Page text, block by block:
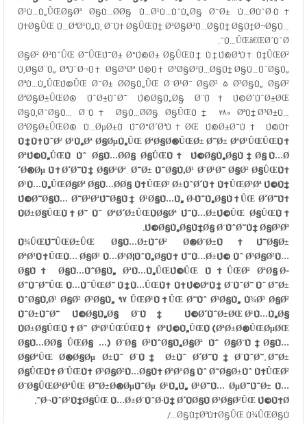
Ø¹Ù…Ù„ÛŒØ§Øª Ø§Ù…Ø­Ø§ Ù…Ø¹Ù…ÙˆÙ„Ø§ Ø¯Ø± Ù…Ø­ÙˆØ·Ù‡
Ù‡Ø§ÛŒ Ù…ØªØ¹Ù„Ù‚ Ø¨Ù‡ Ø§ÛŒÙ† Ø³Ø§Ø²Ù…Ø§Ù† Ø§Ù†Ø¬Ø§Ù…
Ù…ÛŒâ€ŒØ´ÙˆØ¯.
Ø§Ø² Ø³ÙˆÛŒ Ø¯ÛŒÚ¯Ø± Ø°Ú©Ø± Ø§ÛŒÙ† Ù†Ú©ØªÙ‡ Ù†ÛŒØ²
Ù‚Ø§Ø¨Ù„ ØªÙˆØ¬Ù‡ Ø§Ø³Øª Ú©Ù‡ Ø³Ø§Ø²Ù…Ø§Ù† Ø§Ù…ÙˆØ§Ù„
ØªÙ…Ù„ÛŒÚ©ÛŒ Ø¯Ø± Ø­Ø§Ù„ÛŒ Ø¨Ø¹Ø¯ Ø§Ø² ۵ Ø³Ø§Ù„ Ø§Ø²
ØªØ§Ø±ÛŒØ® ÙˆØ±ÙˆØ¯ Ú©Ø§Ù„Ø§ Ø¨Ù‡ Ú©Ø´ÙˆØ±ØŒ
Ø§Ù‚Ø¯Ø§Ù… Ø¨Ù‡ Ø§Ù…Ø­Ø§ Ø§ÛŒÙ† ۲۸۰ ØªÙ† Ø³Ø±Ù…
ØªØ§Ø±ÛŒØ® Ù…ØµØ±Ù Ú¯Ø°Ø´ØªÙ‡ØŒ Ú©Ø±Ø¯Ù‡ Ú©Ù‡
Ù‡Ù†ÙˆØ² Ø¹Ù„Øª Ø§ØµÙ„ÛŒ ØªØ§Ø®ÛŒØ± Ø¯Ø± ØªØ¹ÛŒÛŒÙ†
ØªÚ©Ù„ÛŒÙ Ùˆ Ø§Ù…Ø­Ø§ Ø§ÛŒÙ† Ú©Ø§Ù„Ø§Ù‡Ø§ Ù…Ø
´Ø®Øµ Ù†Ø´Ø¯Ù‡ Ø§Ø³Øª.Ø¯Ø± ÙˆØ§Ù‚Ø¹ Ø¨Ø¹Ø¯ Ø§Ø² Ø§ÛŒÙ†
Ø¹Ù…Ù„ÛŒØ§Øª Ø§Ù…Ø­Ø§ Ù†ÛŒØ² Ø±ÙˆØ´Ù† Ù†ÛŒØ³Øª Ú©Ù‡
Ú©Ø¯Ø§Ù… Ø¯Ø³ØªÚ¯Ø§Ù‡ Ø¹Ø§Ù…Ù„ Ø·ÙˆÙ„Ø§Ù†ÛŒ Ø´Ø¯Ù†
ÙØ±Ø§ÛŒÙ†Ø¯ Ùˆ ØªØ´Ø±ÛŒÙØ§Øª Ú¯Ù…Ø±Ú©ÛŒ Ø§ÛŒÙ†
Ú©Ø§Ù„Ø§Ù‡Ø§ Ø¨ÙˆØ¯Ù‡ Ø§Ø³Øª.
Ù¾ÛŒÚ¯ÛŒØ±ÛŒ Ø§Ù…Ø±ÙˆØ² Ø®Ø¨Ø±Ù†Ú¯Ø§Ø±
ØªØ³Ù†ÛŒÙ… Ø§Ø² Ù…Ø³Ø¦ÙˆÙ„Ø§Ù† Ú¯Ù…Ø±Ú© Ùˆ Ø³Ø§Ø²Ù…
Ø§Ù† Ø§Ù…ÙˆØ§Ù„ ØªÙ…Ù„ÛŒÚ©ÛŒ Ù†ÛŒØ² ØªØ§ Ø­
Ø¯ÙˆØ¯ÛŒ Ù…ÙˆÛŒØ¯ Ù‡Ù…ÛŒÙ† Ù†Ú©ØªÙ‡ Ø¨ÙˆØ¯ Ùˆ Ø¯Ø±
ÙˆØ§Ù‚Ø¹ Ø§Ø² Ø³Ø§Ù„ ۹۷ ÛŒØ¹Ù†ÛŒ Ø¯Ùˆ Ø³Ø§Ù„ Ù¾Ø³ Ø§Ø²
ÙˆØ±ÙˆØ¯ Ú©Ø§Ù„Ø§ Ø¨Ù‡ Ú©Ø´ÙˆØ±ØŒ Ø¹Ù…Ù„Ø§
ÙØ±Ø§ÛŒÙ†Ø¯ ØªØ¹ÛŒÛŒÙ† ØªÚ©Ù„ÛŒÙ (ØªØ±Ø®ÛŒØµØŒ
Ø§Ù…Ø­Ø§ ÛŒØ§ …) Ø¨Ø§ Ø³ÙˆØ§Ù„Ø§Øª Ùˆ Ø§Ø¨Ù‡Ø§Ù…
Ø§ØªÛŒ Ø®Ø§Øµ Ø±Ùˆ Ø¨Ù‡ Ø±Ùˆ Ø´Ø¯Ù‡ Ø¨ÙˆØ¯. Ø¯Ø±
Ø§ÛŒÙ† Ø¨ÛŒÙ† Ø³Ø§Ø²Ù…Ø§Ù† ØºØ°Ø§ Ùˆ Ø¯Ø§Ø±Ùˆ Ù†ÛŒØ²
Ø¨Ø§ÛŒØ³ØªÛŒ Ø¯Ø±Ø®ØµÙˆØµ Ø¹Ù„Ù„ Ø¹Ø¯Ù… ØµØ¯ÙˆØ± Ù…
Ø¬ÙˆØ²Ù‡Ø§ÛŒ Ù…Ø±Ø¨ÙˆØ·Ù‡ Ø´ÙØ§Ù Ø³Ø§Ø²ÛŒ Ú©Ù†Ø¯.
Ø§Ù†ØªÙ‡Ø§ÛŒ Ù¾ÛŒØ§Ù…/